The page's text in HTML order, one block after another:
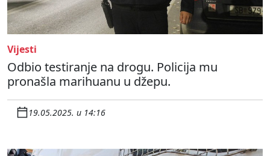
Vijesti
Odbio testiranje na drogu. Policija mu
pronašla marihuanu u džepu.
19.05.2025. u 14:16